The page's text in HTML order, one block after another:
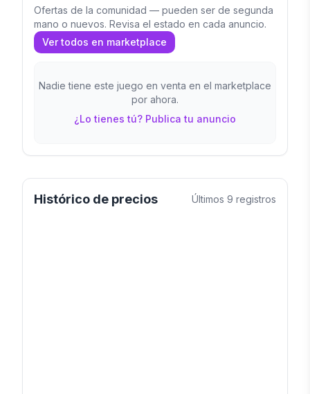
Ofertas de la comunidad — pueden ser de segunda
mano o nuevos. Revisa el estado en cada anuncio.
Ver todos en marketplace
Nadie tiene este juego en venta en el marketplace
por ahora.
¿Lo tienes tú? Publica tu anuncio
Histórico de precios Últimos 9 registros